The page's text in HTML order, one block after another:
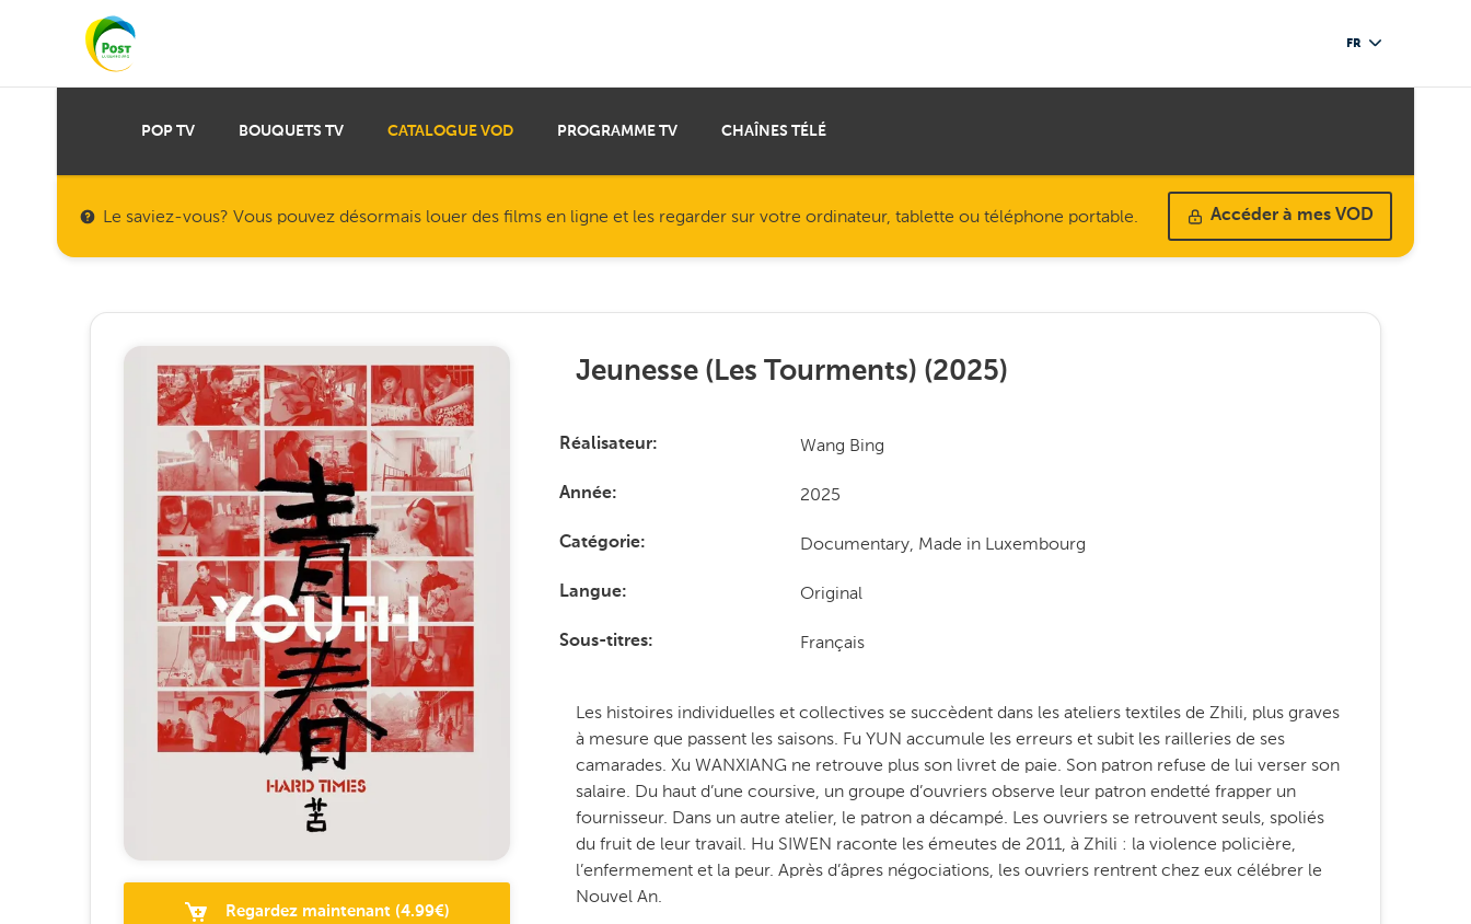
FR
POP TV BOUQUETS TV CATALOGUE VOD PROGRAMME TV CHAÎNES TÉLÉ
Le saviez-vous? Vous pouvez désormais louer des films en ligne et les regarder sur votre ordinateur, tablette ou téléphone portable. Accéder à mes VOD
Regardez maintenant (4.99€)
Jeunesse (Les Tourments) (2025)
Réalisateur Wang Bing
Année 2025
Catégorie Documentary, Made in Luxembourg
Langue Original
Sous-titres Français
Les histoires individuelles et collectives se succèdent dans les ateliers textiles de Zhili, plus graves
à mesure que passent les saisons. Fu YUN accumule les erreurs et subit les railleries de ses
camarades. Xu WANXIANG ne retrouve plus son livret de paie. Son patron refuse de lui verser son
salaire. Du haut d’une coursive, un groupe d’ouvriers observe leur patron endetté frapper un
fournisseur. Dans un autre atelier, le patron a décampé. Les ouvriers se retrouvent seuls, spoliés
du fruit de leur travail. Hu SIWEN raconte les émeutes de 2011, à Zhili : la violence policière,
l’enfermement et la peur. Après d’âpres négociations, les ouvriers rentrent chez eux célébrer le
Nouvel An.